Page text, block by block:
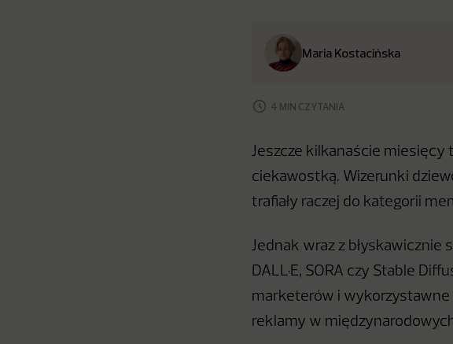
Maria Kostacińska
4 MIN CZYTANIA
Jeszcze kilkanaście miesięcy
ciekawostką. Wizerunki
trafiały raczej do kategorii
Jednak wraz z błyskawicznie
DALL·E, SORA czy Stable
marketerów i
reklamy w